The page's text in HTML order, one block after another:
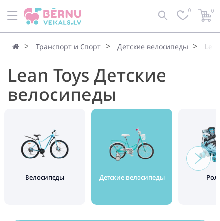
По умолчанию Фильтр 0 0
Транспорт и Спорт Детские велосипеды
Lean Toys Детские
велосипеды
Велосипеды Детские велосипеды